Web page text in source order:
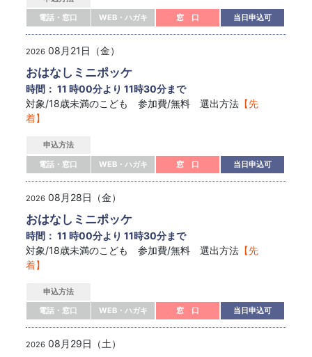
電話・窓口
WEB・ハガキ 窓 口 当日申込可
2026 08月21日（金）
おはなしミニポッケ
時間： 11 時00分より 11時30分まで
対象/18歳未満のこども 参加費/無料 選出方法 【先
着】
申込方法
電話・窓口
WEB・ハガキ 窓 口 当日申込可
2026 08月28日（金）
おはなしミニポッケ
時間： 11 時00分より 11時30分まで
対象/18歳未満のこども 参加費/無料 選出方法 【先
着】
申込方法
電話・窓口
WEB・ハガキ 窓 口 当日申込可
2026 08月29日（土）